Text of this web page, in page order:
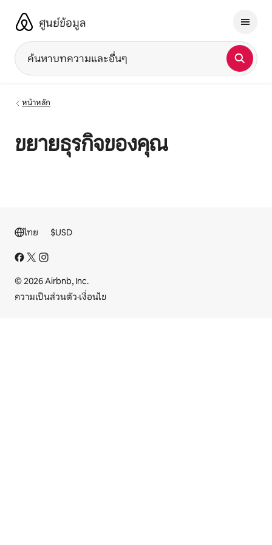
เนื้อหา
ศูนย์ข้อมูล
ค้นหาบทความและอื่นๆ
หน้าหลัก
ขยายธุรกิจของคุณ
ไทย $USD
© 2026 Airbnb, Inc.
ความเป็นส่วนตัว·เงื่อนไข